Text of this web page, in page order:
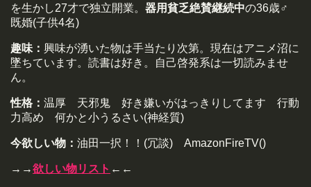
を生かし27才で独立開業。 器用貧乏絶賛継続中の36歳♂
既婚(子供4名)
趣味： 興味が湧いた物は手当たり次第。現在はアニメ沼に
墜ちています。読書は好き。自己啓発系は一切読みませ
ん。
性格： 温厚 天邪鬼 好き嫌いがはっきりしてます 行動
力高め 何かと小うるさい(神経質)
今欲しい物： 油田一択！！(冗談) AmazonFireTV()
→→欲しい物リスト ←←